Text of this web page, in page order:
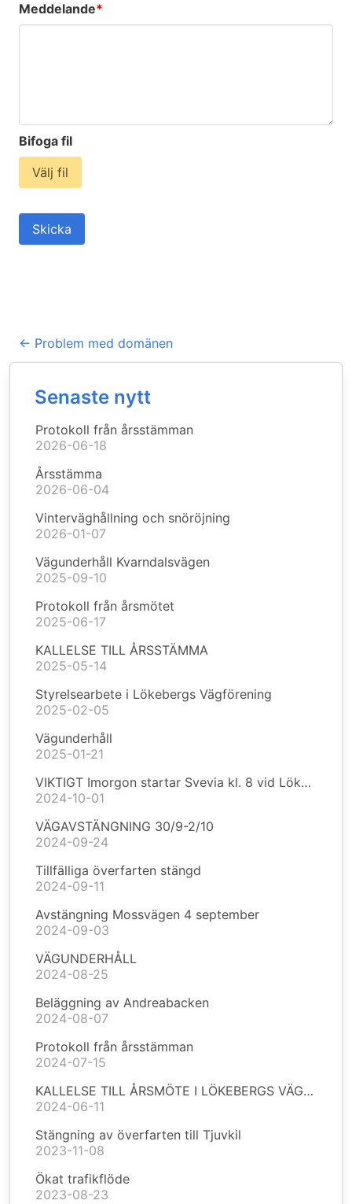
Meddelande*
Bifoga fil
Välj fil
Skicka
← Problem med domänen
Senaste nytt
Protokoll från årsstämman
2026-06-18
Årsstämma
2026-06-04
Vinterväghållning och snöröjning
2026-01-07
Vägunderhåll Kvarndalsvägen
2025-09-10
Protokoll från årsmötet
2025-06-17
KALLELSE TILL ÅRSSTÄMMA
2025-05-14
Styrelsearbete i Lökebergs Vägförening
2025-02-05
Vägunderhåll
2025-01-21
VIKTIGT Imorgon startar Svevia kl. 8 vid Lökebergsvägen 39
2024-10-01
VÄGAVSTÄNGNING 30/9-2/10
2024-09-24
Tillfälliga överfarten stängd
2024-09-11
Avstängning Mossvägen 4 september
2024-09-03
VÄGUNDERHÅLL
2024-08-25
Beläggning av Andreabacken
2024-08-07
Protokoll från årsstämman
2024-07-15
KALLELSE TILL ÅRSMÖTE I LÖKEBERGS VÄGFÖRENING 2024 onsdag 26 juni kl 18:00
2024-06-11
Stängning av överfarten till Tjuvkil
2023-11-08
Ökat trafikflöde
2023-08-23